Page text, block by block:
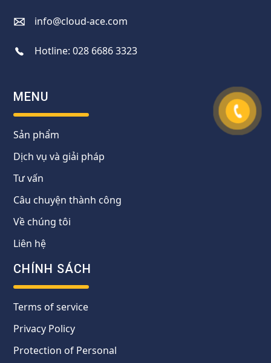
info@cloud-ace.com
Hotline:028 6686 3323
MENU
Sản phẩm
Dịch vụ và giải pháp
Tư vấn
Câu chuyện thành công
Về chúng tôi
Liên hệ
CHÍNH SÁCH
Terms of service
Privacy Policy
Protection of Personal